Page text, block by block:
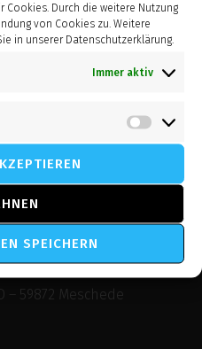
Cookies. Durch die weitere Nutzung
von Cookies zu. Weitere
in unserer Datenschutzerklärung.
Immer aktiv
SPEICHERN
GmbH
– 59872 Meschede